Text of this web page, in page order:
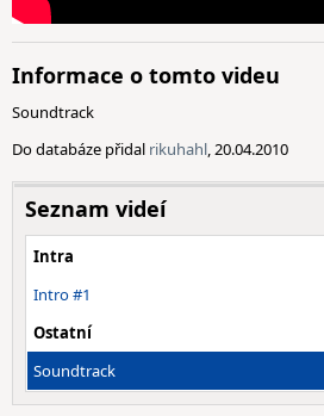
Informace o tomto videu
Soundtrack
Do databáze přidal rikuhahl, 20.04.2010
Seznam videí
Intra
Intro #1
Ostatní
Soundtrack